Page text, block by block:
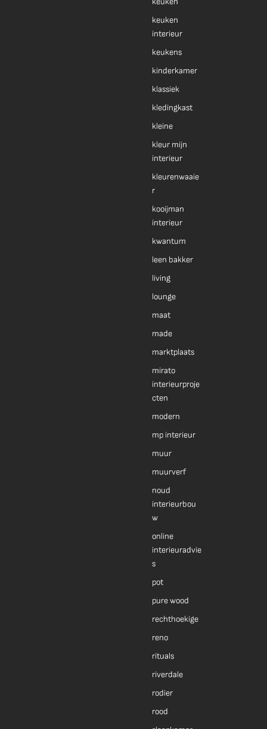
keuken
interieur
keukens
kinderkamer
klassiek
kledingkast
kleine
kleur mijn
interieur
kleurenwaaie
r
kooijman
interieur
kwantum
leen bakker
living
lounge
maat
made
marktplaats
mirato
interieurproje
cten
modern
mp interieur
muur
muurverf
noud
interieurbou
w
online
interieuradvie
s
pot
pure wood
rechthoekige
reno
rituals
riverdale
rodier
rood